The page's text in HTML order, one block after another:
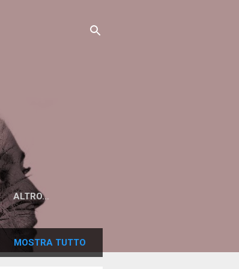
ALTRO…
MOSTRA TUTTO